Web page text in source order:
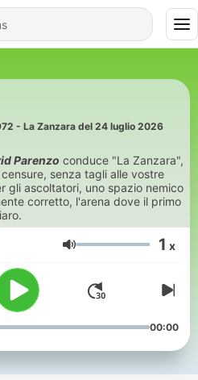
- La Zanzara del 24 luglio 2026
Parenzo conduce "La Zanzara",
senza tagli alle vostre
gli ascoltatori, uno spazio nemico
corretto, l'arena dove il primo
Volume 1 x
00:00